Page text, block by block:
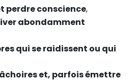
perdre conscience,
abondamment
qui se raidissent ou qui
et, parfois émettre